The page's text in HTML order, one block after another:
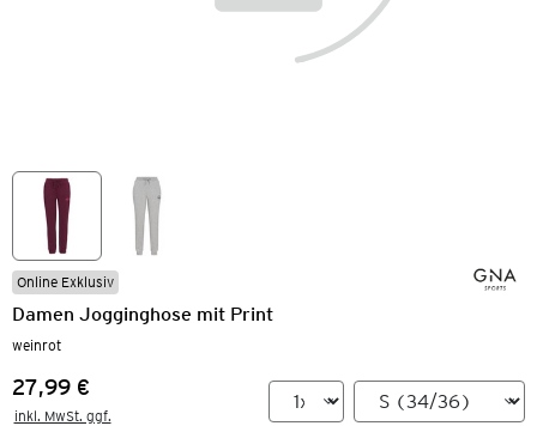
Online Exklusiv
Damen Jogginghose mit Print
weinrot
Preis:
27,99 €
inkl. MwSt. ggf.